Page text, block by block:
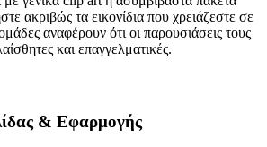
ακριβώς τα εικονίδια που χρειάζεστε σε
αναφέρουν ότι οι παρουσιάσεις τους
και επαγγελματικές.
& Εφαρμογής